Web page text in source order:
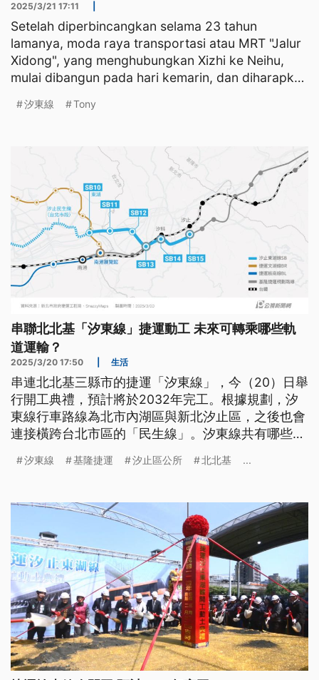
2025/3/21 17:11
Setelah diperbincangkan selama 23 tahun
lamanya, moda raya transportasi atau MRT "Jalur
Xidong", yang menghubungkan Xizhi ke Neihu,
mulai dibangun pada hari kemarin, dan diharapkan
汐東線 Tony
串聯北北基「汐東線」捷運動工 未來可轉乘哪些軌
道運輸？
2025/3/20 17:50 生活
串連北北基三縣市的捷運「汐東線」，今（20）日舉
行開工典禮，預計將於2032年完工。根據規劃，汐
東線行車路線為北市內湖區與新北汐止區，之後也會
連接橫跨台北市區的「民生線」。汐東線共有哪些
何因應？
汐東線 基隆捷運 汐止區公所 北北基 ...